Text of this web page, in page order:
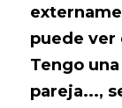
puede ver
Tengo
pareja...,